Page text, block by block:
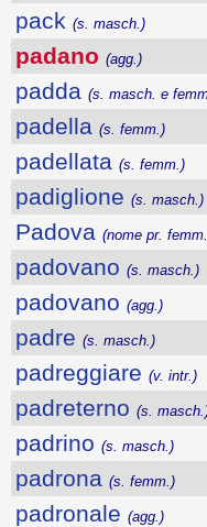
pack (s. masch.)
padano (agg.)
padda (s. masch. e
padella (s. femm.)
padellata (s. femm.)
padiglione (s. masch.)
Padova (nome pr.
padovano (s. masch.)
padovano (agg.)
padre (s. masch.)
padreggiare (v. intr.)
padreterno (s.
padrino (s. masch.)
padrona (s. femm.)
padronale (agg.)